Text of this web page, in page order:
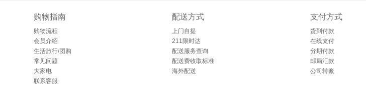
购物指南
购物流程
会员介绍
生活旅行/团购
常见问题
大家电
联系客服
配送方式
上门自提
211限时达
配送服务查询
配送费收取标准
海外配送
支付方式
货到付款
在线支付
分期付款
邮局汇款
公司转账